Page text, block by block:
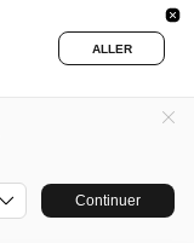
ALLER
Continuer